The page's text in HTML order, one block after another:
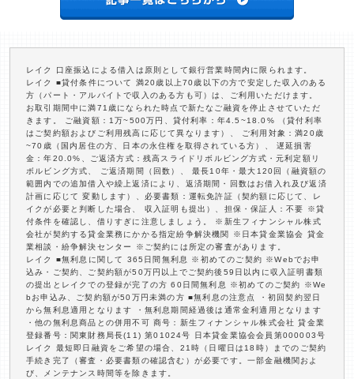
レイク 口座振込による借入は原則として銀行営業時間内に限られます。
レイク ■貸付条件について 満20歳以上70歳以下の方で安定した収入のある
方（パート・アルバイトで収入のある方も可）は、ご利用いただけます。
お取引期間中に満71歳になられた時点で新たなご融資を停止させていただ
きます。 ご融資額：1万~500万円、貸付利率：年4.5~18.0% （貸付利率
はご契約額およびご利用残高に応じて異なります）、 ご利用対象：満20歳
~70歳（国内居住の方、日本の永住権を取得されている方）、 遅延損害
金：年20.0%、ご返済方式：残高スライドリボルビング方式・元利定額リ
ボルビング方式、 ご返済期間（回数）、 最長10年・最大120回（融資額の
範囲内での追加借入や繰上返済により、返済期間・回数はお借入れ及び返済
計画に応じて 変動します）、必要書類：運転免許証（契約額に応じて、レ
イクが必要と判断した場合、 収入証明も提出）、担保・保証人：不要 ※貸
付条件を確認し、借りすぎに注意しましょう。 ※新生フィナンシャル株式
会社が契約する貸金業務にかかる指定紛争解決機関 ※日本貸金業協会 貸金
業相談・紛争解決センター ※ご契約には所定の審査があります。
レイク ■無利息に関して 365日間無利息 ※初めてのご契約 ※Webでお申
込み・ご契約、ご契約額が50万円以上でご契約後59日以内に収入証明書類
の提出とレイクでの登録が完了の方 60日間無利息 ※初めてのご契約 ※We
bお申込み、ご契約額が50万円未満の方 ■無利息の注意点 ・初回契約翌日
から無利息適用となります ・無利息期間経過後は通常金利適用となります
・他の無利息商品との併用不可 商号：新生フィナンシャル株式会社 貸金業
登録番号：関東財務局長(11) 第01024号 日本貸金業協会会員第000003号
レイク 最短即日融資をご希望の場合、21時（日曜日は18時）までのご契約
手続き完了（審査・必要書類の確認含む）が必要です。一部金融機関およ
び、メンテナンス時間等を除きます。